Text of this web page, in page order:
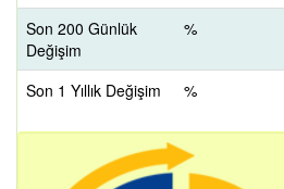
Son 200 Günlük
Değişim
%
Son 1 Yıllık Değişim %